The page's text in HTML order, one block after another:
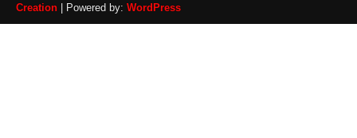
Creation | Powered by: WordPress